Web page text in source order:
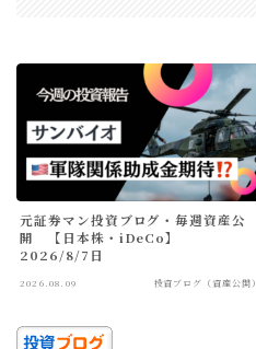
元証券マン投資ブログ・毎週資産公
開 【日本株・iDeCo】
2026/8/7日
2026.08.09 投資ブログ（資産公開）